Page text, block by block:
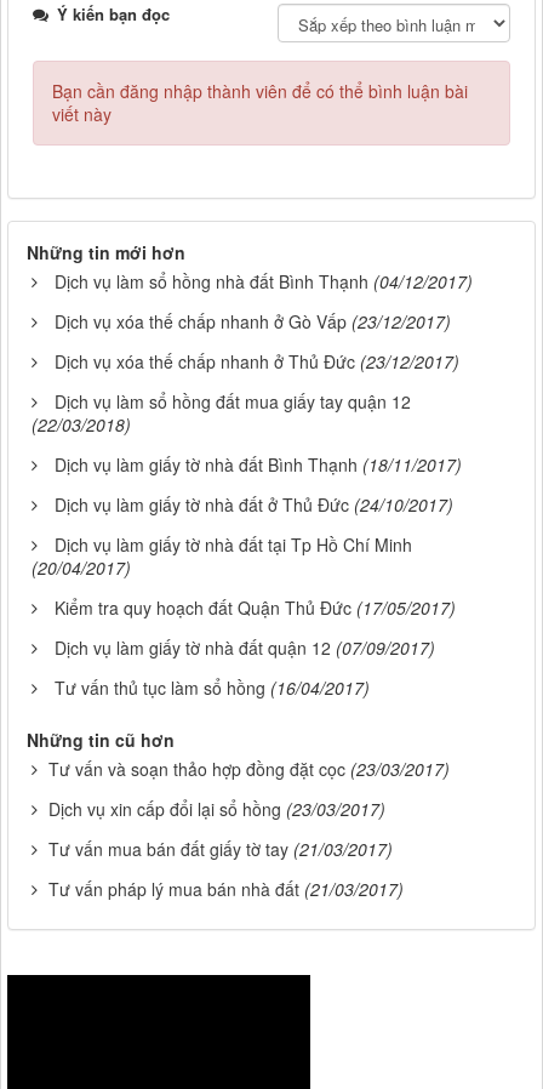
Ý kiến bạn đọc
Bạn cần đăng nhập thành viên để có thể bình luận bài
viết này
Những tin mới hơn
Dịch vụ làm sổ hồng nhà đất Bình Thạnh (04/12/2017)
Dịch vụ xóa thế chấp nhanh ở Gò Vấp (23/12/2017)
Dịch vụ xóa thế chấp nhanh ở Thủ Đức (23/12/2017)
Dịch vụ làm sổ hồng đất mua giấy tay quận 12
(22/03/2018)
Dịch vụ làm giấy tờ nhà đất Bình Thạnh (18/11/2017)
Dịch vụ làm giấy tờ nhà đất ở Thủ Đức (24/10/2017)
Dịch vụ làm giấy tờ nhà đất tại Tp Hồ Chí Minh
(20/04/2017)
Kiểm tra quy hoạch đất Quận Thủ Đức (17/05/2017)
Dịch vụ làm giấy tờ nhà đất quận 12 (07/09/2017)
Tư vấn thủ tục làm sổ hồng (16/04/2017)
Những tin cũ hơn
Tư vấn và soạn thảo hợp đồng đặt cọc (23/03/2017)
Dịch vụ xin cấp đổi lại sổ hồng (23/03/2017)
Tư vấn mua bán đất giấy tờ tay (21/03/2017)
Tư vấn pháp lý mua bán nhà đất (21/03/2017)